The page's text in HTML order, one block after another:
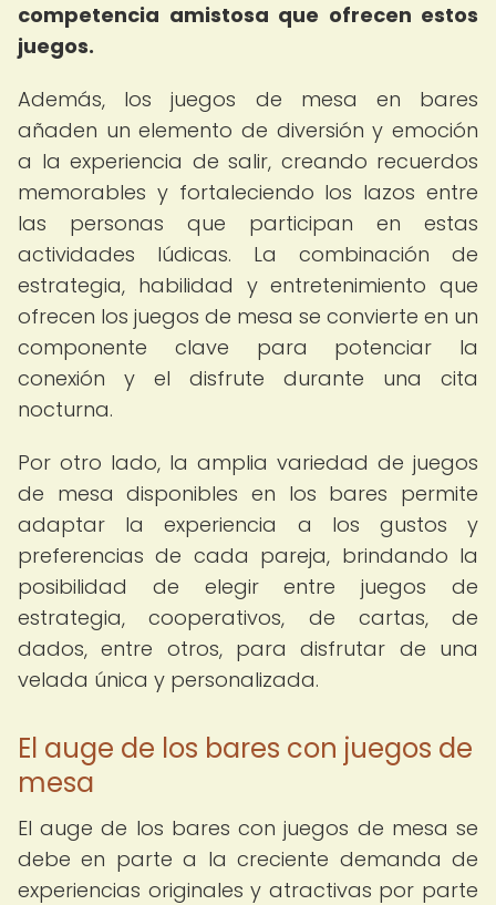
competencia amistosa que ofrecen estos
juegos.
Además, los juegos de mesa en bares
añaden un elemento de diversión y emoción
a la experiencia de salir, creando recuerdos
memorables y fortaleciendo los lazos entre
las personas que participan en estas
actividades lúdicas. La combinación de
estrategia, habilidad y entretenimiento que
ofrecen los juegos de mesa se convierte en un
componente clave para potenciar la
conexión y el disfrute durante una cita
nocturna.
Por otro lado, la amplia variedad de juegos
de mesa disponibles en los bares permite
adaptar la experiencia a los gustos y
preferencias de cada pareja, brindando la
posibilidad de elegir entre juegos de
estrategia, cooperativos, de cartas, de
dados, entre otros, para disfrutar de una
velada única y personalizada.
El auge de los bares con juegos de
mesa
El auge de los bares con juegos de mesa se
debe en parte a la creciente demanda de
experiencias originales y atractivas por parte